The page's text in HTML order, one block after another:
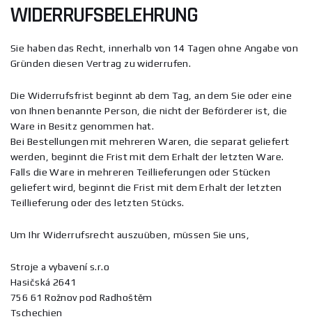
WIDERRUFSBELEHRUNG
Sie haben das Recht, innerhalb von 14 Tagen ohne Angabe von
Gründen diesen Vertrag zu widerrufen.
Die Widerrufsfrist beginnt ab dem Tag, an dem Sie oder eine
von Ihnen benannte Person, die nicht der Beförderer ist, die
Ware in Besitz genommen hat.
Bei Bestellungen mit mehreren Waren, die separat geliefert
werden, beginnt die Frist mit dem Erhalt der letzten Ware.
Falls die Ware in mehreren Teillieferungen oder Stücken
geliefert wird, beginnt die Frist mit dem Erhalt der letzten
Teillieferung oder des letzten Stücks.
Um Ihr Widerrufsrecht auszuüben, müssen Sie uns,
Stroje a vybavení s.r.o
Hasičská 2641
756 61 Rožnov pod Radhoštěm
Tschechien